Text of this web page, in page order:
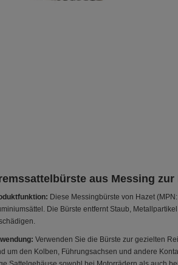
aus Messing
Diese Messingbürste von Hazet
Die Bürste entfernt Staub,
Verwenden Sie die Bürste zur gezielten
um den Kolben, Führungsachsen und andere